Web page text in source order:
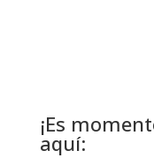
¡Es
aquí: